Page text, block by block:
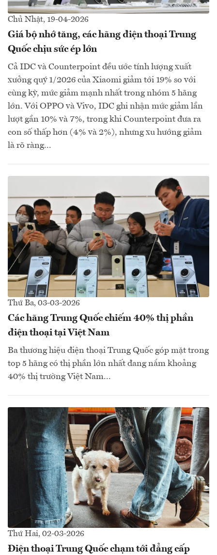
Chủ Nhật, 19-04-2026
Giá bộ nhớ tăng, các hãng điện thoại Trung
Quốc chịu sức ép lớn
Cả IDC và Counterpoint đều ước tính lượng xuất
xưởng quý 1/2026 của Xiaomi giảm tới 19% so với
cùng kỳ, mức giảm mạnh nhất trong nhóm 5 hãng
lớn. Với OPPO và Vivo, IDC ghi nhận mức giảm lần
lượt gần 10% và 7%, trong khi Counterpoint đưa ra
con số thấp hơn (4% và 2%), nhưng xu hướng giảm
là rõ ràng...
Thứ Ba, 03-03-2026
Các hãng Trung Quốc chiếm 40% thị phần
điện thoại tại Việt Nam
Ba thương hiệu điện thoại Trung Quốc góp mặt trong
top 5 hãng có thị phần lớn nhất đang nắm khoảng
40% thị trường Việt Nam...
Thứ Hai, 02-03-2026
Điện thoại Trung Quốc chạm tới đẳng cấp